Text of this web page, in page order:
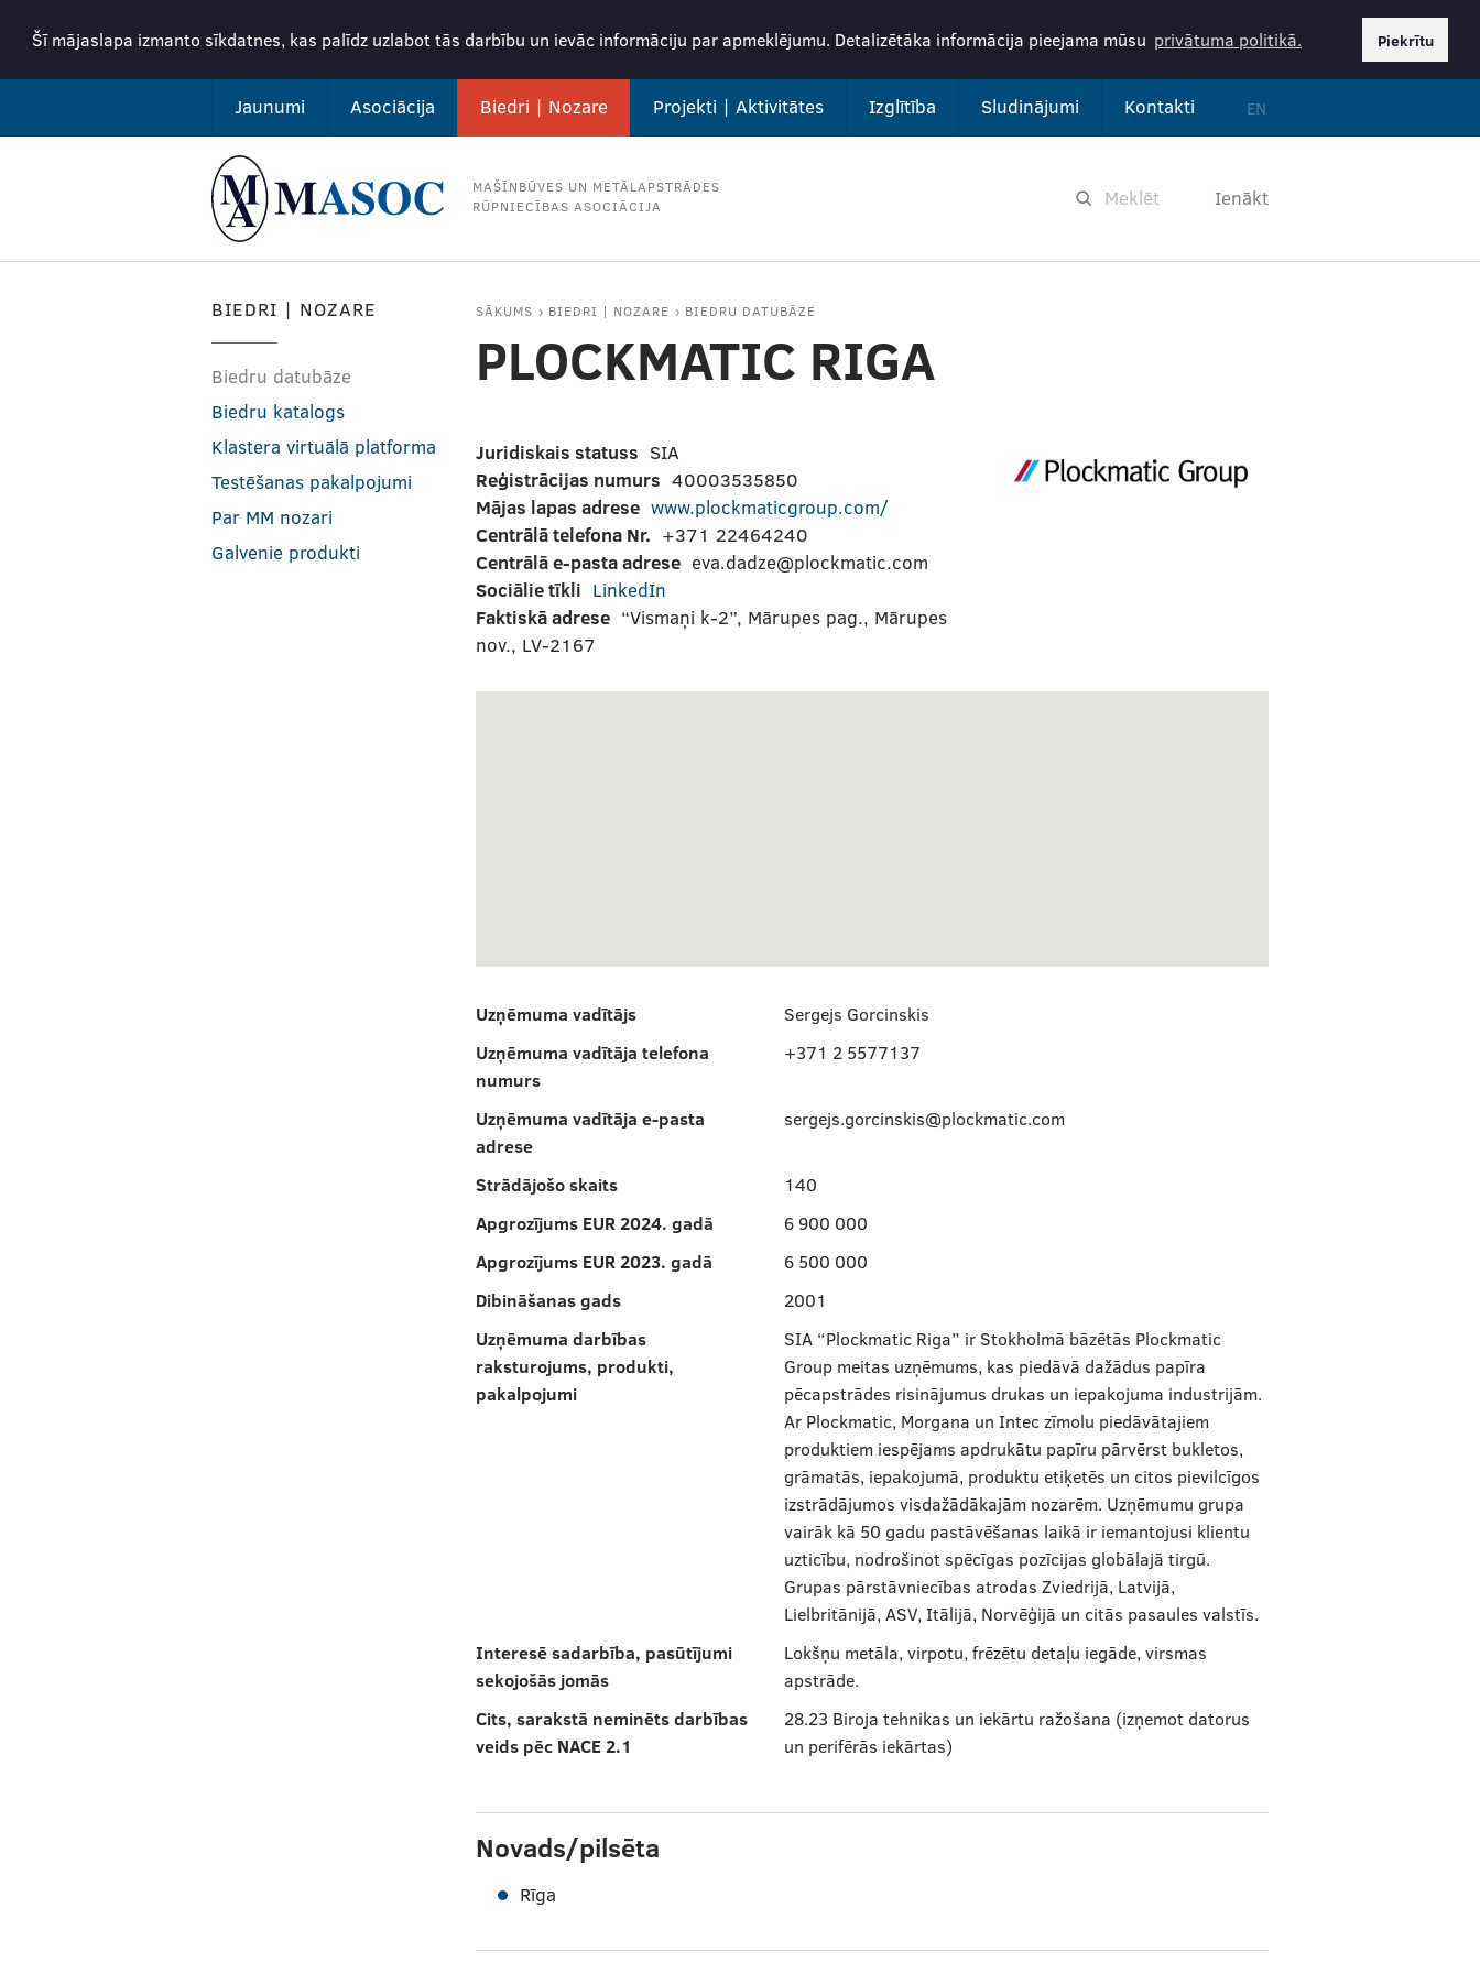
Šī mājaslapa izmanto sīkdatnes, kas palīdz uzlabot tās darbību un ievāc informāciju par apmeklējumu. Detalizētāka informācija pieejama mūsu privātuma politikā. Piekrītu
Jaunumi Asociācija Biedri | Nozare Projekti | Aktivitātes Izglītība Sludinājumi Kontakti EN
MAŠĪNBŪVES UN METĀLAPSTRĀDES
RŪPNIECĪBAS ASOCIĀCIJA
Ienākt
BIEDRI | NOZARE
Biedru datubāze
Biedru katalogs
Klastera virtuālā platforma
Testēšanas pakalpojumi
Par MM nozari
Galvenie produkti
SĀKUMS BIEDRI | NOZARE BIEDRU DATUBĀZE
PLOCKMATIC RIGA
Juridiskais statuss SIA
Reģistrācijas numurs 40003535850
Mājas lapas adrese www.plockmaticgroup.com/
Centrālā telefona Nr. +371 22464240
Centrālā e-pasta adrese eva.dadze@plockmatic.com
Sociālie tīkli LinkedIn
Faktiskā adrese “Vismaņi k-2”, Mārupes pag., Mārupes
nov., LV-2167
Uzņēmuma vadītājs
Sergejs Gorcinskis
Uzņēmuma vadītāja telefona
numurs
+371 2 5577137
Uzņēmuma vadītāja e-pasta
adrese
sergejs.gorcinskis@plockmatic.com
Strādājošo skaits
140
Apgrozījums EUR 2024. gadā
6 900 000
Apgrozījums EUR 2023. gadā
6 500 000
Dibināšanas gads
2001
Uzņēmuma darbības
raksturojums, produkti,
pakalpojumi
SIA “Plockmatic Riga” ir Stokholmā bāzētās Plockmatic
Group meitas uzņēmums, kas piedāvā dažādus papīra
pēcapstrādes risinājumus drukas un iepakojuma industrijām.
Ar Plockmatic, Morgana un Intec zīmolu piedāvātajiem
produktiem iespējams apdrukātu papīru pārvērst bukletos,
grāmatās, iepakojumā, produktu etiķetēs un citos pievilcīgos
izstrādājumos visdažādākajām nozarēm. Uzņēmumu grupa
vairāk kā 50 gadu pastāvēšanas laikā ir iemantojusi klientu
uzticību, nodrošinot spēcīgas pozīcijas globālajā tirgū.
Grupas pārstāvniecības atrodas Zviedrijā, Latvijā,
Lielbritānijā, ASV, Itālijā, Norvēģijā un citās pasaules valstīs.
Interesē sadarbība, pasūtījumi
sekojošās jomās
Lokšņu metāla, virpotu, frēzētu detaļu iegāde, virsmas
apstrāde.
Cits, sarakstā neminēts darbības
veids pēc NACE 2.1
28.23 Biroja tehnikas un iekārtu ražošana (izņemot datorus
un perifērās iekārtas)
Novads/pilsēta
Rīga